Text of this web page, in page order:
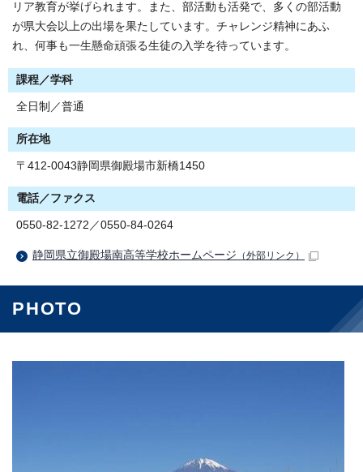
リア教育が挙げられます。また、部活動も活発で、多くの部活動
が県大会以上の出場を果たしています。チャレンジ精神にあふ
れ、何事も一生懸命頑張る生徒の入学を待っています。
課程／学科
全日制／普通
所在地
〒412-0043静岡県御殿場市新橋1450
電話／ファクス
0550-82-1272／0550-84-0264
静岡県立御殿場南高等学校ホームページ （外部リンク）
PHOTO